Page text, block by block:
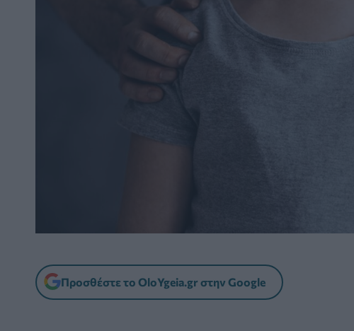
Προσθέστε το OloYgeia.gr στην Google